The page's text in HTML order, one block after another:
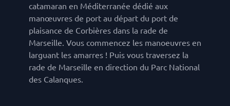
catamaran en Méditerranée dédié aux
manœuvres de port au départ du port de
plaisance de Corbières dans la rade de
Marseille. Vous commencez les manoeuvres en
larguant les amarres ! Puis vous traversez la
rade de Marseille en direction du Parc National
des Calanques.